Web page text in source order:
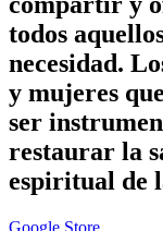
todos
necesidad.
y mujeres
ser
restaurar la
espiritual de
Google Store